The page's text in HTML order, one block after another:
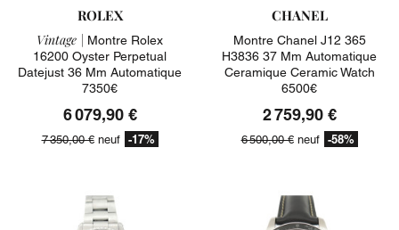
ROLEX
Vintage | Montre Rolex
16200 Oyster Perpetual
Datejust 36 Mm Automatique
7350€
6 079,90 €
7 350,00 €neuf -17%
CHANEL
Montre Chanel J12 365
H3836 37 Mm Automatique
Ceramique Ceramic Watch
6500€
2 759,90 €
6 500,00 €neuf -58%